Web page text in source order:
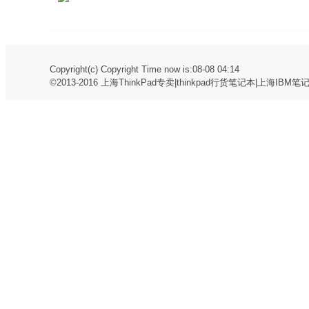
Copyright(c) Copyright Time now is:08-08 04:14
©2013-2016 上海ThinkPad专卖|thinkpad行货笔记本|上海IBM笔